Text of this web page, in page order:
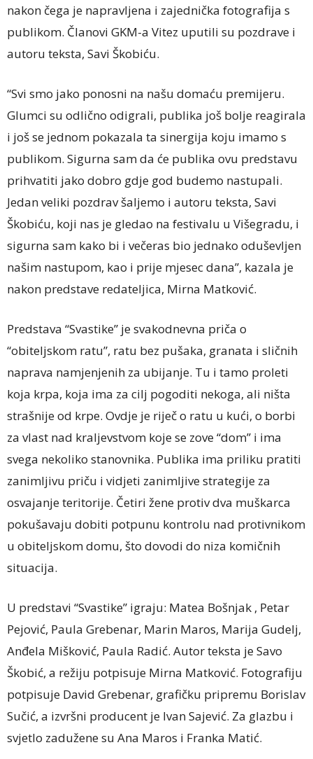
nakon čega je napravljena i zajednička fotografija s
publikom. Članovi GKM-a Vitez uputili su pozdrave i
autoru teksta, Savi Škobiću.
“Svi smo jako ponosni na našu domaću premijeru.
Glumci su odlično odigrali, publika još bolje reagirala
i još se jednom pokazala ta sinergija koju imamo s
publikom. Sigurna sam da će publika ovu predstavu
prihvatiti jako dobro gdje god budemo nastupali.
Jedan veliki pozdrav šaljemo i autoru teksta, Savi
Škobiću, koji nas je gledao na festivalu u Višegradu, i
sigurna sam kako bi i večeras bio jednako oduševljen
našim nastupom, kao i prije mjesec dana”, kazala je
nakon predstave redateljica, Mirna Matković.
Predstava “Svastike” je svakodnevna priča o
“obiteljskom ratu”, ratu bez pušaka, granata i sličnih
naprava namjenjenih za ubijanje. Tu i tamo proleti
koja krpa, koja ima za cilj pogoditi nekoga, ali ništa
strašnije od krpe. Ovdje je riječ o ratu u kući, o borbi
za vlast nad kraljevstvom koje se zove “dom” i ima
svega nekoliko stanovnika. Publika ima priliku pratiti
zanimljivu priču i vidjeti zanimljive strategije za
osvajanje teritorije. Četiri žene protiv dva muškarca
pokušavaju dobiti potpunu kontrolu nad protivnikom
u obiteljskom domu, što dovodi do niza komičnih
situacija.
U predstavi “Svastike” igraju: Matea Bošnjak , Petar
Pejović, Paula Grebenar, Marin Maros, Marija Gudelj,
Anđela Mišković, Paula Radić. Autor teksta je Savo
Škobić, a režiju potpisuje Mirna Matković. Fotografiju
potpisuje David Grebenar, grafičku pripremu Borislav
Sučić, a izvršni producent je Ivan Sajević. Za glazbu i
svjetlo zadužene su Ana Maros i Franka Matić.